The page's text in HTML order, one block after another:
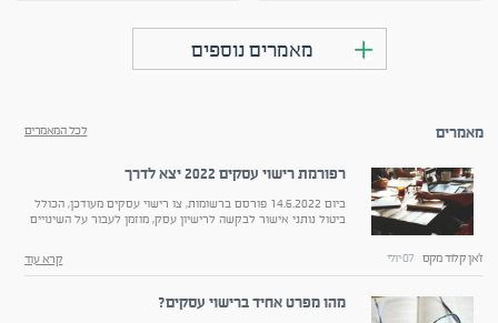
מאמרים לכל המאמרים
ז'אן קלוד מקס 07 יולי
רפורמת רישוי עסקים 2022 יצא לדרך
ביום 14.6.2022 פורסם ברשומות, צו רישוי עסקים מעודכן, הכולל
ביטול נותני אישור לבקשה לרישיון עסק, מוזמן לעבור על השינויים
קרא עוד
מהו מפרט אחיד ברישוי עסקים?